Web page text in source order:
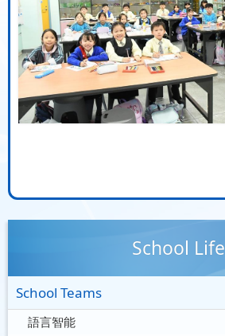
School Life
School Teams
語言智能